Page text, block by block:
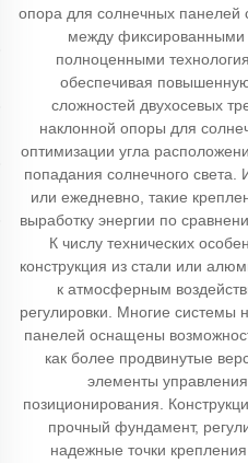
опора для солнечных панелей
между фиксированными
полноценными
обеспечивая
сложностей двухосевых
наклонной опоры для
оптимизации угла
попадания солнечного света.
или ежедневно, такие
выработку энергии по
К числу технических
конструкция из стали или
к атмосферным
регулировки. Многие системы
панелей оснащены
как более продвинутые
элементы
позиционирования.
прочный фундамент,
надежные точки